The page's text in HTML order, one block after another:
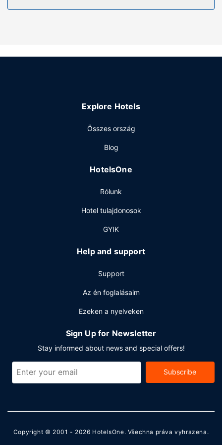
Hogy tejesen ellazuljon és kikapcsoljon, gyönyörködjön
Explore Hotels
Összes ország
Blog
HotelsOne
Rólunk
Hotel tulajdonosok
GYIK
Help and support
Support
Az én foglalásaim
Ezeken a nyelveken
Sign Up for Newsletter
Stay informed about news and special offers!
Subscribe
Copyright © 2001 - 2026 HotelsOne. Všechna práva vyhrazena.